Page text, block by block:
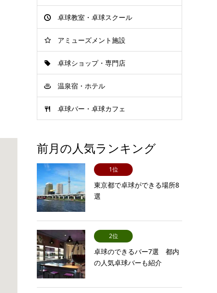
卓球教室・卓球スクール
アミューズメント施設
卓球ショップ・専門店
温泉宿・ホテル
卓球バー・卓球カフェ
前月の人気ランキング
1位
東京都で卓球ができる場所8
選
2位
卓球のできるバー7選 都内
の人気卓球バーも紹介